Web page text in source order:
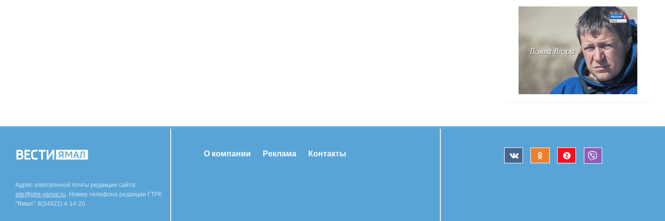
Адрес электронной почты редакции сайта:
site@gtrk-yamal.ru. Номер телефона редакции ГТРК
"Ямал": 8(34922) 4-14-20.
О компании Реклама Контакты